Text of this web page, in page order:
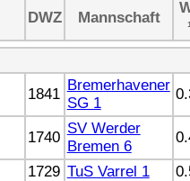
DWZ Mannschaft
1841
Bremerhavener
SG 1
1740
SV Werder
Bremen 6
1729 TuS Varrel 1